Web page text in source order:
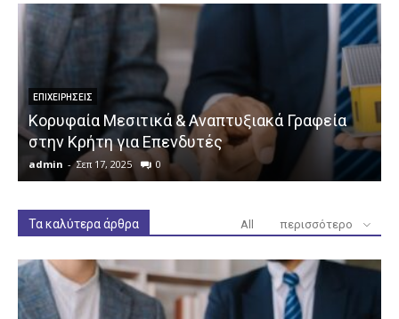
ΕΠΙΧΕΙΡΉΣΕΙΣ
Κορυφαία Μεσιτικά & Αναπτυξιακά Γραφεία
στην Κρήτη για Επενδυτές
admin - Σεπ 17, 2025 0
Τα καλύτερα άρθρα All περισσότερο